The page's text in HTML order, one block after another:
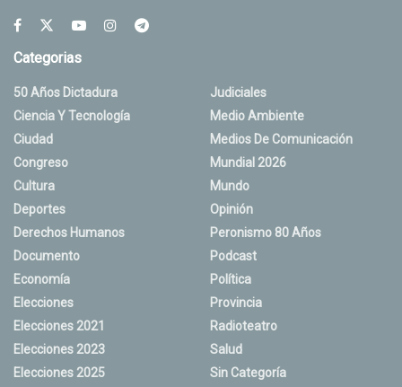
Categorias
50 Años Dictadura
Ciencia Y Tecnología
Ciudad
Congreso
Cultura
Deportes
Derechos Humanos
Documento
Economía
Elecciones
Elecciones 2021
Elecciones 2023
Elecciones 2025
Judiciales
Medio Ambiente
Medios De Comunicación
Mundial 2026
Mundo
Opinión
Peronismo 80 Años
Podcast
Política
Provincia
Radioteatro
Salud
Sin Categoría